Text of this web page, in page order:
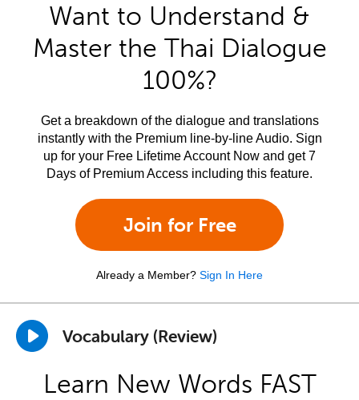
Want to Understand &
Master the Thai Dialogue
100%?
Get a breakdown of the dialogue and translations
instantly with the Premium line-by-line Audio. Sign
up for your Free Lifetime Account Now and get 7
Days of Premium Access including this feature.
Join for Free
Already a Member? Sign In Here
Vocabulary (Review)
Learn New Words FAST